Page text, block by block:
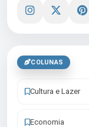
COLUNAS
Cultura e Lazer
Economia